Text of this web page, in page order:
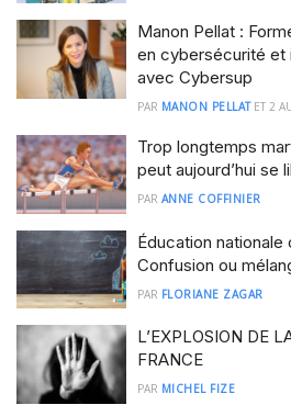
Manon Pellat :
en cybersécurité et
avec Cybersup
PAR MANON PELLAT ET 2
Trop longtemps
peut aujourd’hui se
PAR ANNE COFFINIER
Éducation nationale
Confusion ou
PAR FLORIANE ZAGAR
L’EXPLOSION DE
FRANCE
PAR MICHEL FIZE